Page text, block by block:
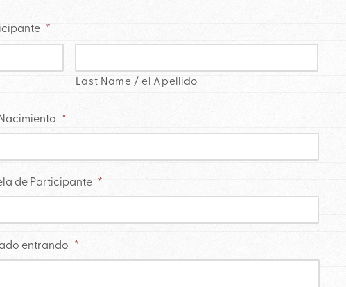
*
Last Name / el Apellido
*
de Participante *
entrando *